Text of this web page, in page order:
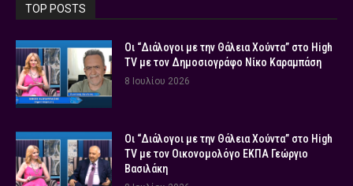
TOP POSTS
Οι “Διάλογοι με την Θάλεια Χούντα” στο High
TV με τον Δημοσιογράφο Νίκο Καραμπάση
8 Ιουλίου 2026
Οι “Διάλογοι με την Θάλεια Χούντα” στο High
TV με τον Οικονομολόγο ΕΚΠΑ Γεώργιο
Βασιλάκη